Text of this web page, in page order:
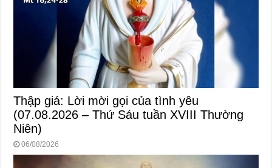
Thập giá: Lời mời gọi của tình yêu
(07.08.2026 – Thứ Sáu tuần XVIII Thường
Niên)
06/08/2026